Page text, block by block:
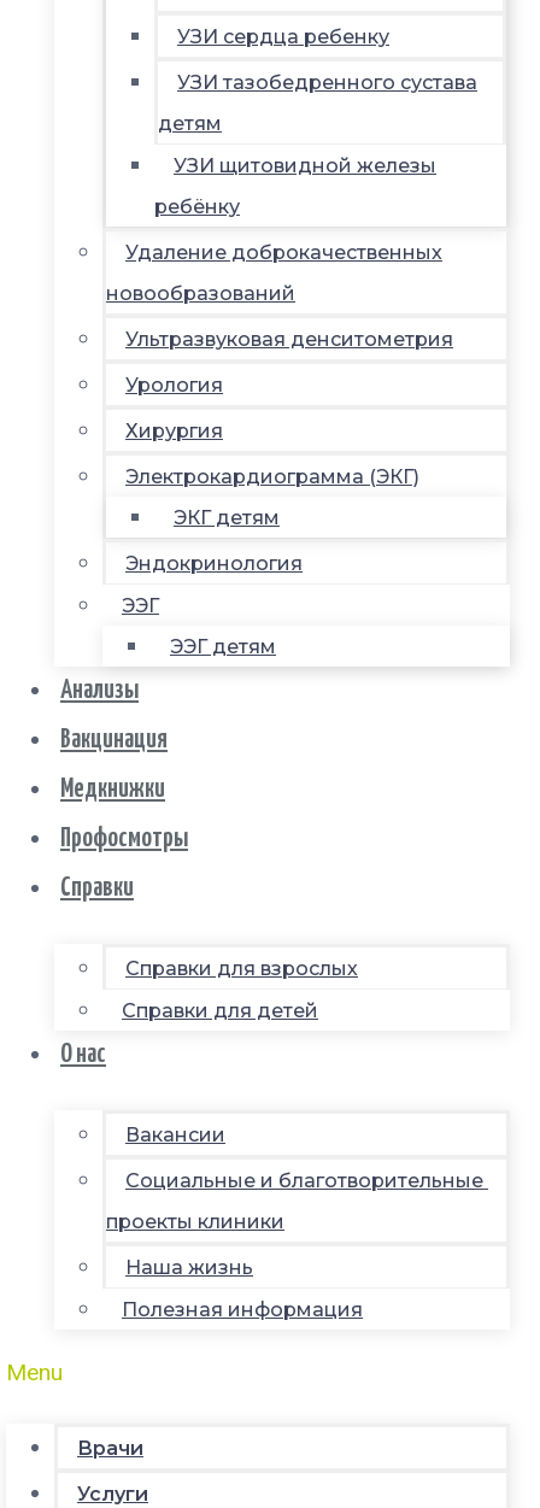
УЗИ сердца ребенку
УЗИ тазобедренного сустава
детям
УЗИ щитовидной железы
ребёнку
Удаление доброкачественных
новообразований
Ультразвуковая денситометрия
Урология
Хирургия
Электрокардиограмма (ЭКГ)
ЭКГ детям
Эндокринология
ЭЭГ
ЭЭГ детям
Анализы
Вакцинация
Медкнижки
Профосмотры
Справки
Справки для взрослых
Справки для детей
О нас
Вакансии
Социальные и благотворительные
проекты клиники
Наша жизнь
Полезная информация
Menu
Врачи
Услуги